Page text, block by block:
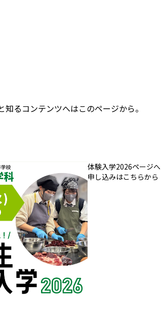
るコンテンツへはこのページから。
体験入学2026ページへ
申し込みはこちらから